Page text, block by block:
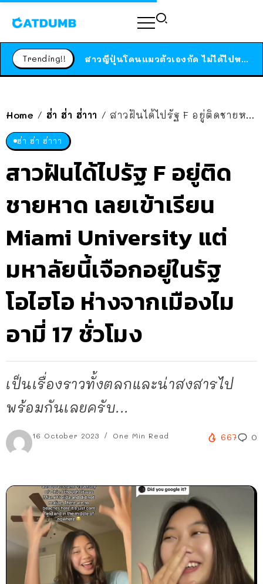
Trending!!
สาวญี่ปุ่นโดนแมวตัวเองกัด ไม่ได้ไปหาหมอตั้งแต่เนิ่นๆ สุดท้ายขาบวม กลายเป็นโรคเนื้อเน่า เตือนทาสแมวทั้งหลายให้ระวัง
Home / ฮ่า ฮ่า ฮ่าาา / สาวฝันได้ไปรัฐ F อยู่ติดชายหาด เลยเข้าเรียน Miami University แต่มหาลัยนี้เจือกอยู่ในรัฐโอไฮโอ ห่างจากเมืองไมอามี่ 17 ชั่วโมง
ฮ่า ฮ่า ฮ่าาา
สาวฝันได้ไปรัฐ F อยู่ติด
ชายหาด เลยเข้าเรียน
Miami University แต่
มหาลัยนี้เจือกอยู่ในรัฐ
โอไฮโอ ห่างจากเมืองไม
อามี่ 17 ชั่วโมง
เป็นเรื่องราวทั้งตลกและน่าสงสารไป
พร้อมกันเลยครับ...
16 October 2023 One Min Read 667 0